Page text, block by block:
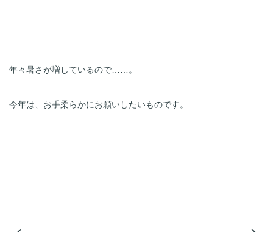
年々暑さが増しているので……。
今年は、お手柔らかにお願いしたいものです。